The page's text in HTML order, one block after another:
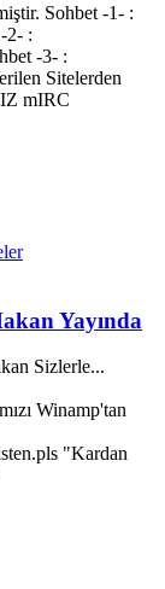
Sohbet -1- :
2- :
-3- :
Sitelerden
mIRC
Yayında
Sizlerle...
Winamp'tan
"Kardan